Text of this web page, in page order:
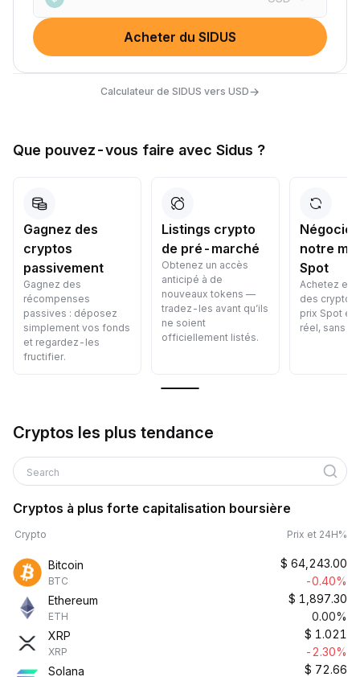
Acheter du SIDUS
Calculateur de SIDUS vers USD→
Que pouvez-vous faire avec Sidus ?
Listings crypto
de pré-marché
Obtenez un accès
anticipé à de
nouveaux tokens —
tradez-les avant qu’ils
ne soient
officiellement listés.
Négociez sur
notre marché
Spot
Achetez et vendez
des cryptos avec des
prix Spot en temps
réel, sans aucun délai.
votre
aucun coût
rapidement,
sécurité et
Cryptos les plus tendance
Search
Cryptos à plus forte capitalisation boursière
Crypto Prix et 24H%
Bitcoin
BTC
$ 64,243.00
-0.40%
Ethereum
ETH
$ 1,897.30
0.00%
XRP
XRP
$ 1.021
-2.30%
Solana
$ 72.66